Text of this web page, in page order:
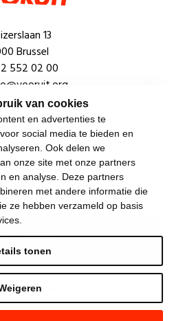
van cookies
en advertenties te
social media te bieden en
Ook delen we
onze site met onze partners
en analyse. Deze partners
met andere informatie die
ze hebben verzameld op basis
tonen
13
Brussel
552 02 00
Snel
beweging
nieuws